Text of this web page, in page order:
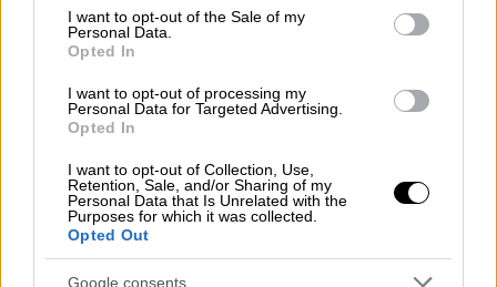
consent section.
I want to opt-out of the Sale of my
Personal Data.
Opted In
I want to opt-out of processing my
Personal Data for Targeted Advertising.
Opted In
I want to opt-out of Collection, Use,
Retention, Sale, and/or Sharing of my
Personal Data that Is Unrelated with the
Purposes for which it was collected.
Opted Out
Google consents
θέση των παικτών μέσα στο γήπεδο σε
απόσταση... χιλιοστού.
Ουσιαστικά το σύστημα δημιουργεί 29
σημεία δεδομένων ανά παίκτη, ιχνηλατώντας
τα διάφορα μέρη του σώματος για να
δημιουργήσει ένα τρισδιάστατο σκελετικό
μοντέλο, που ουσιαστικά θα φανερώνει το
σημείο το σώματος (του επιτιθέμενου και
του αμυνόμενου) που προεξέχει. Εκεί